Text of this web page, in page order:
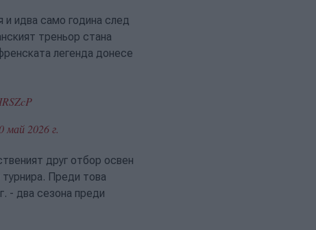
и идва само година след
треньор стана
легенда донесе
май 2026 г.
друг отбор освен
Преди това
- два сезона преди